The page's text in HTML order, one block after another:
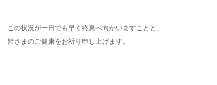
この状況が一日でも早く終息へ向かいますことと、
皆さまのご健康をお祈り申し上げます。